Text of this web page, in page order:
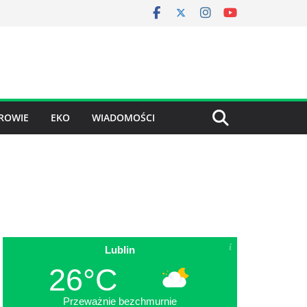
EKO WIADOMOŚCI
Lublin
26°C
Przeważnie bezchmurnie